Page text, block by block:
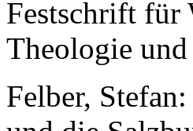
Festschrift für
Theologie
Felber,